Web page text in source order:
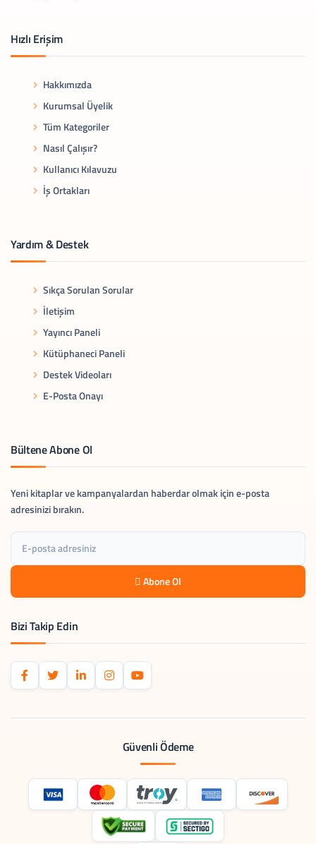
Hızlı Erişim
Hakkımızda
Kurumsal Üyelik
Tüm Kategoriler
Nasıl Çalışır?
Kullanıcı Kılavuzu
İş Ortakları
Yardım & Destek
Sıkça Sorulan Sorular
İletişim
Yayıncı Paneli
Kütüphaneci Paneli
Destek Videoları
E-Posta Onayı
Bültene Abone Ol
Yeni kitaplar ve kampanyalardan haberdar olmak için e-posta
adresinizi bırakın.
Abone Ol
Bizi Takip Edin
Güvenli Ödeme